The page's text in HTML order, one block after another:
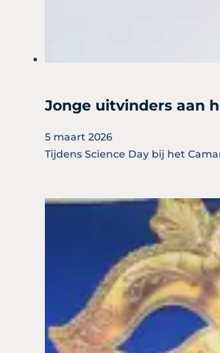
Jonge uitvinders aan
5 maart 2026
Tijdens Science Day bij het